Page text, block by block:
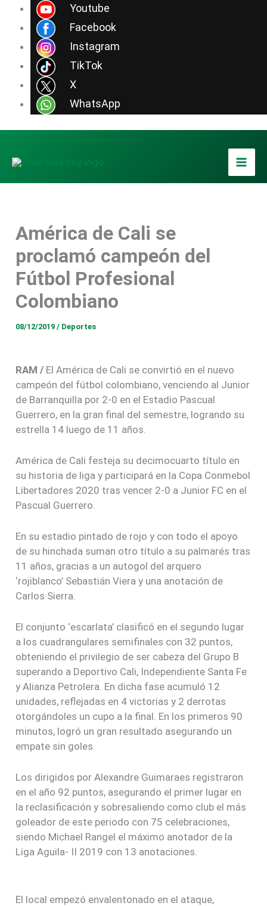
Youtube
Facebook
Instagram
TikTok
X
WhatsApp
contenido
América de Cali se
proclamó campeón del
Fútbol Profesional
Colombiano
08/12/2019/ Deportes
RAM / El América de Cali se convirtió en el nuevo
campeón del fútbol colombiano, venciendo al Junior
de Barranquilla por 2-0 en el Estadio Pascual
Guerrero, en la gran final del semestre, logrando su
estrella 14 luego de 11 años.
América de Cali festeja su decimocuarto título en
su historia de liga y participará en la Copa Conmebol
Libertadores 2020 tras vencer 2-0 a Junior FC en el
Pascual Guerrero.
En su estadio pintado de rojo y con todo el apoyo
de su hinchada suman otro título a su palmarés tras
11 años, gracias a un autogol del arquero
‘rojiblanco’ Sebastián Viera y una anotación de
Carlos Sierra.
El conjunto ‘escarlata’ clasificó en el segundo lugar
a los cuadrangulares semifinales con 32 puntos,
obteniendo el privilegio de ser cabeza del Grupo B
superando a Deportivo Cali, Independiente Santa Fe
y Alianza Petrolera. En dicha fase acumuló 12
unidades, reflejadas en 4 victorias y 2 derrotas
otorgándoles un cupo a la final. En los primeros 90
minutos, logró un gran resultado asegurando un
empate sin goles.
Los dirigidos por Alexandre Guimaraes registraron
en el año 92 puntos, asegurando el primer lugar en
la reclasificación y sobresaliendo como club el más
goleador de este periodo con 75 celebraciones,
siendo Michael Rangel el máximo anotador de la
Liga Aguila- II 2019 con 13 anotaciones.
El local empezó envalentonado en el ataque,